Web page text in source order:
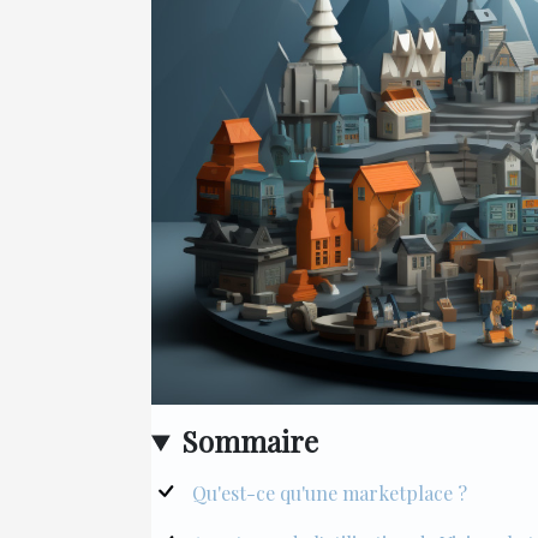
Sommaire
Qu'est-ce qu'une marketplace ?